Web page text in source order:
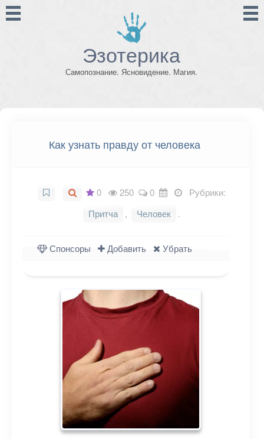
Эзотерика
Самопознание. Ясновидение. Магия.
Как узнать правду от человека
0 250 0
Рубрики:
Притча
, Человек .
Спонсоры Добавить Убрать